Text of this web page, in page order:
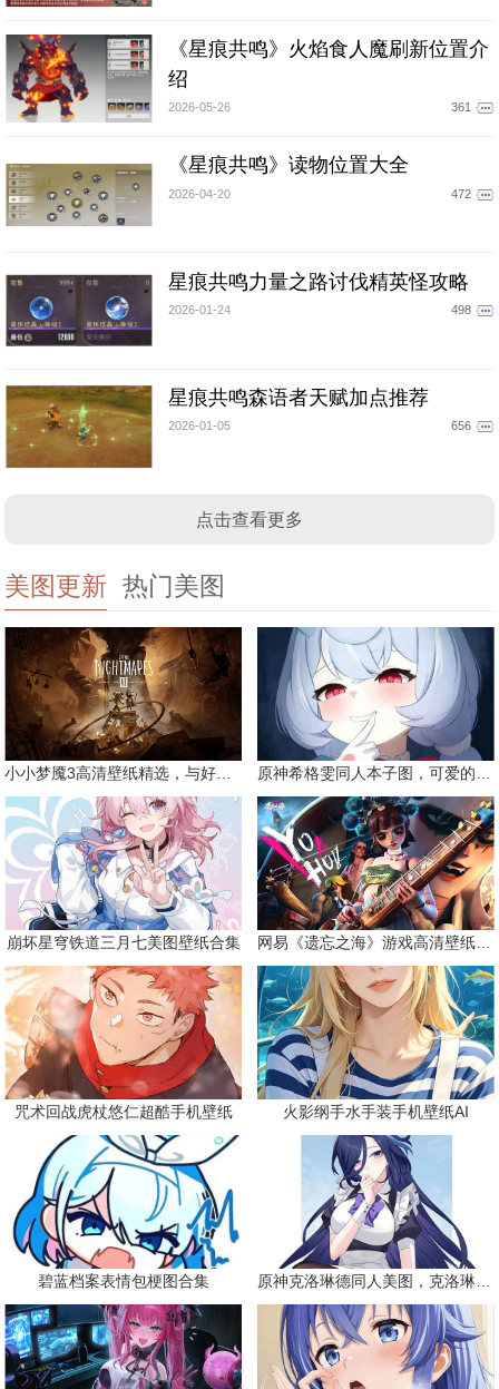
《星痕共鸣》火焰食人魔刷新位置介
绍
2026-05-26 361
《星痕共鸣》读物位置大全
2026-04-20 472
星痕共鸣力量之路讨伐精英怪攻略
2026-01-24 498
星痕共鸣森语者天赋加点推荐
2026-01-05 656
点击查看更多
美图更新 热门美图
小小梦魇3高清壁纸精选，与好友一同面对恐惧 原神希格雯同人本子图，可爱的双马尾
崩坏星穹铁道三月七美图壁纸合集 网易《遗忘之海》游戏高清壁纸精选
咒术回战虎杖悠仁超酷手机壁纸 火影纲手水手装手机壁纸AI
碧蓝档案表情包梗图合集 原神克洛琳德同人美图，克洛琳德战败会怎样